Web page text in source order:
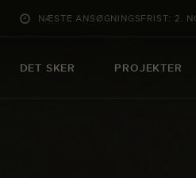
NÆSTE ANSØGNINGSFRIST: 2.
DET SKER PROJEKTER